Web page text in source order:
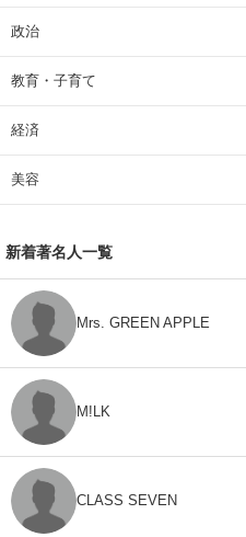
政治
教育・子育て
経済
美容
新着著名人一覧
Mrs. GREEN APPLE
M!LK
CLASS SEVEN